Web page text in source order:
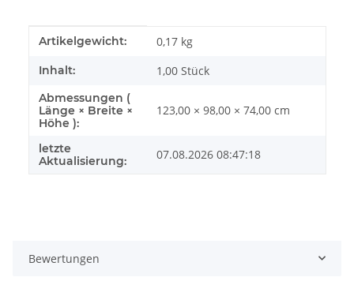
Produkteigenschaft
Wert
Artikelgewicht: 0,17 kg
Inhalt: 1,00 Stück
Abmessungen (
Länge × Breite ×
Höhe ):
123,00 × 98,00 × 74,00 cm
letzte
Aktualisierung:
07.08.2026 08:47:18
Bewertungen